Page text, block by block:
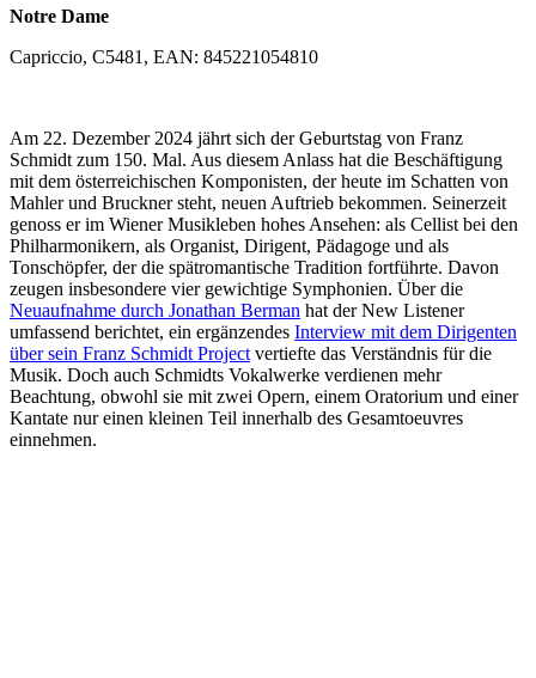
Notre Dame
Capriccio, C5481, EAN: 845221054810
Am 22. Dezember 2024 jährt sich der Geburtstag von Franz
Schmidt zum 150. Mal. Aus diesem Anlass hat die Beschäftigung
mit dem österreichischen Komponisten, der heute im Schatten von
Mahler und Bruckner steht, neuen Auftrieb bekommen. Seinerzeit
genoss er im Wiener Musikleben hohes Ansehen: als Cellist bei den
Philharmonikern, als Organist, Dirigent, Pädagoge und als
Tonschöpfer, der die spätromantische Tradition fortführte. Davon
zeugen insbesondere vier gewichtige Symphonien. Über die
Neuaufnahme durch Jonathan Berman hat der New Listener
umfassend berichtet, ein ergänzendes Interview mit dem Dirigenten
über sein Franz Schmidt Project vertiefte das Verständnis für die
Musik. Doch auch Schmidts Vokalwerke verdienen mehr
Beachtung, obwohl sie mit zwei Opern, einem Oratorium und einer
Kantate nur einen kleinen Teil innerhalb des Gesamtoeuvres
einnehmen.